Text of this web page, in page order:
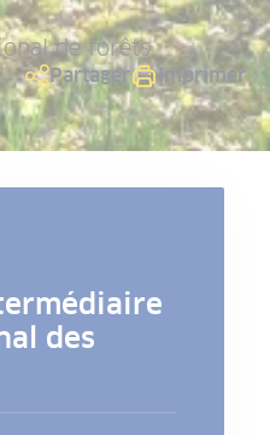
de forêts
Partager Imprimer
des